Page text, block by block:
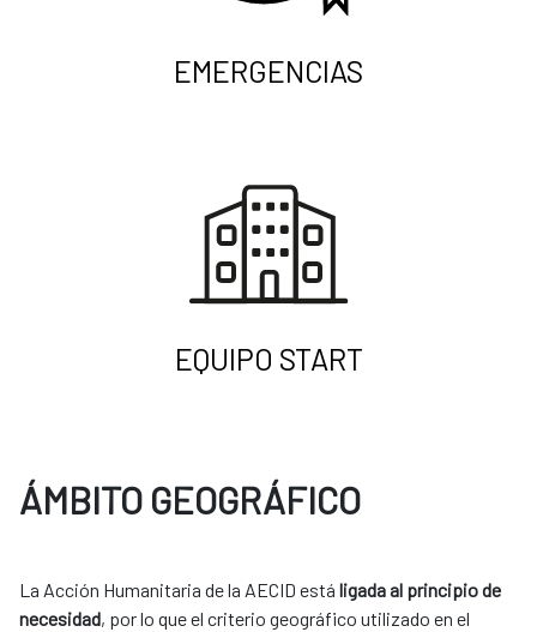
EMERGENCIAS
EQUIPO START
ÁMBITO GEOGRÁFICO
La Acción Humanitaria de la AECID está ligada al principio de
necesidad, por lo que el criterio geográfico utilizado en el